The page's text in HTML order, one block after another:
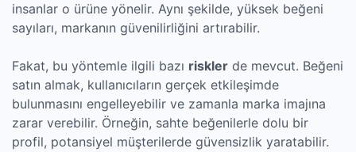
insanlar o ürüne yönelir. Aynı şekilde, yüksek beğeni
sayıları, markanın güvenilirliğini artırabilir.
Fakat, bu yöntemle ilgili bazı riskler de mevcut. Beğeni
satın almak, kullanıcıların gerçek etkileşimde
bulunmasını engelleyebilir ve zamanla marka imajına
zarar verebilir. Örneğin, sahte beğenilerle dolu bir
profil, potansiyel müşterilerde güvensizlik yaratabilir.